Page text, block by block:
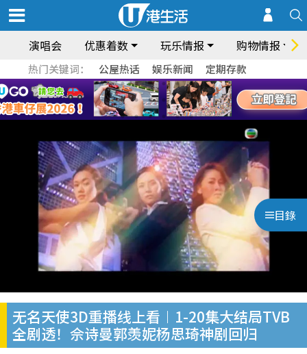
演唱会 优惠着数 玩乐情报 购物情报
热门关键词： 公屋热话 娱乐新闻 定期存款
目錄
无名天使3D重播线上看︱1-20集大结局TVB
全剧透！佘诗曼郭羡妮杨思琦神剧回归